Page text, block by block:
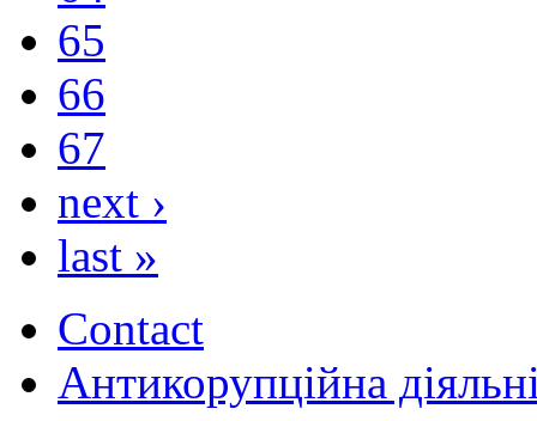
65
66
67
next ›
last »
Contact
Антикорупційна